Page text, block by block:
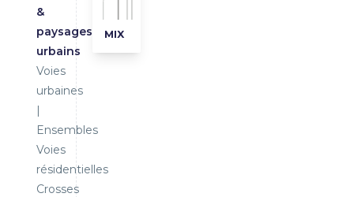
&
paysages
urbains
Voies
urbaines
|
Ensembles
Voies
résidentielles
Crosses
MIX